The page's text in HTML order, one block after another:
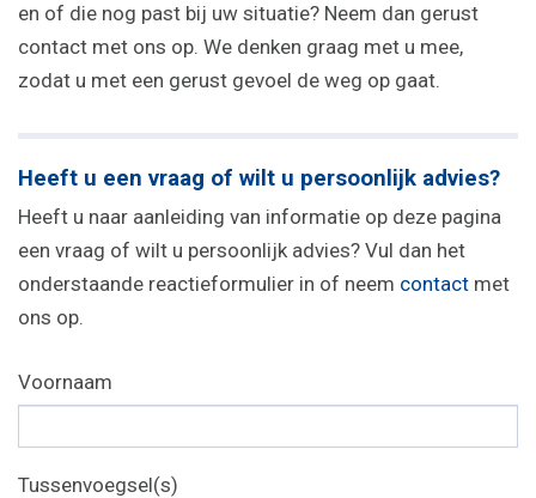
en of die nog past bij uw situatie? Neem dan gerust
contact met ons op. We denken graag met u mee,
zodat u met een gerust gevoel de weg op gaat.
Heeft u een vraag of wilt u persoonlijk advies?
Heeft u naar aanleiding van informatie op deze pagina
een vraag of wilt u persoonlijk advies? Vul dan het
onderstaande reactieformulier in of neem contact met
ons op.
Voornaam
Tussenvoegsel(s)